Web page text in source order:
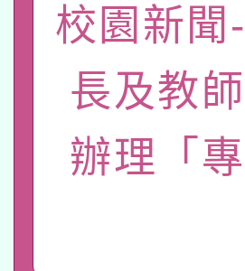
國立臺灣師
年度健康
函轉國家教
原住民族
族教育國際
轉知教育
新北市政
師專業成長
方素養工
函轉國立臺
族語言臺北
「族語學
轉知有關國
文教學共
教育部國
年度
轉知經濟
校園新
長及教
辦理「